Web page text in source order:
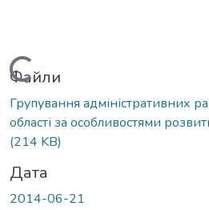
Вантажиться...
Файли
Групування адміністративних
області за особливостями
(214 KB)
Дата
2014-06-21